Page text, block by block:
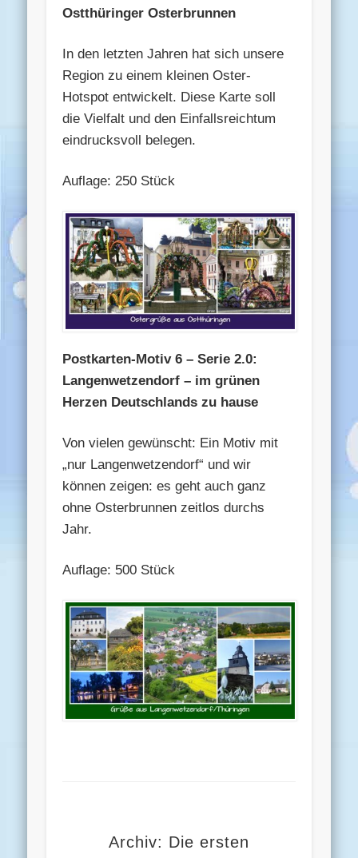
Ostthüringer Osterbrunnen
In den letzten Jahren hat sich unsere
Region zu einem kleinen Oster-
Hotspot entwickelt. Diese Karte soll
die Vielfalt und den Einfallsreichtum
eindrucksvoll belegen.
Auflage: 250 Stück
Postkarten-Motiv 6 – Serie 2.0:
Langenwetzendorf – im grünen
Herzen Deutschlands zu hause
Von vielen gewünscht: Ein Motiv mit
„nur Langenwetzendorf“ und wir
können zeigen: es geht auch ganz
ohne Osterbrunnen zeitlos durchs
Jahr.
Auflage: 500 Stück
Archiv: Die ersten